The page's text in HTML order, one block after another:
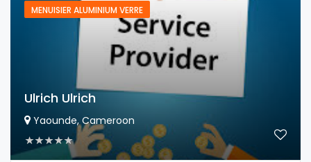
MENUISIER ALUMINIUM VERRE
Ulrich Ulrich
Yaounde, Cameroon